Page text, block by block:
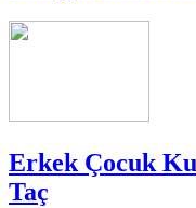
Erkek Çocuk
Taç